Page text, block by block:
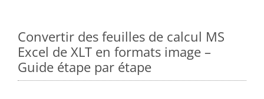
Convertir des feuilles de calcul MS
Excel de XLT en formats image –
Guide étape par étape